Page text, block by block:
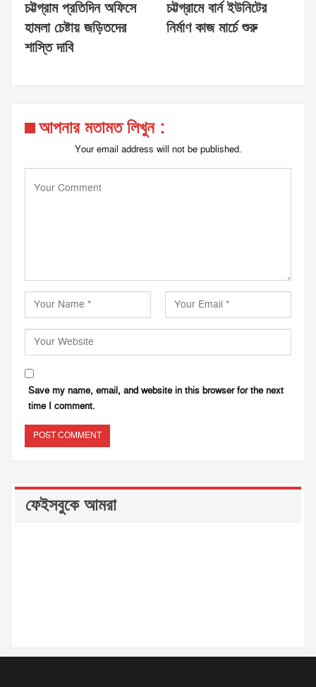
চট্টগ্রাম প্রতিদিন অফিসে
হামলা চেষ্টায় জড়িতদের
শাস্তি দাবি
চট্টগ্রামে বার্ন ইউনিটের
নির্মাণ কাজ মার্চে শুরু
আপনার মতামত লিখুন :
Your email address will not be published.
Save my name, email, and website in this browser for the next
time I comment.
ফেইসবুকে আমরা